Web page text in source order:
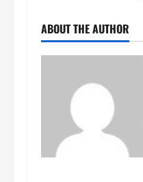
ABOUT THE AUTHOR